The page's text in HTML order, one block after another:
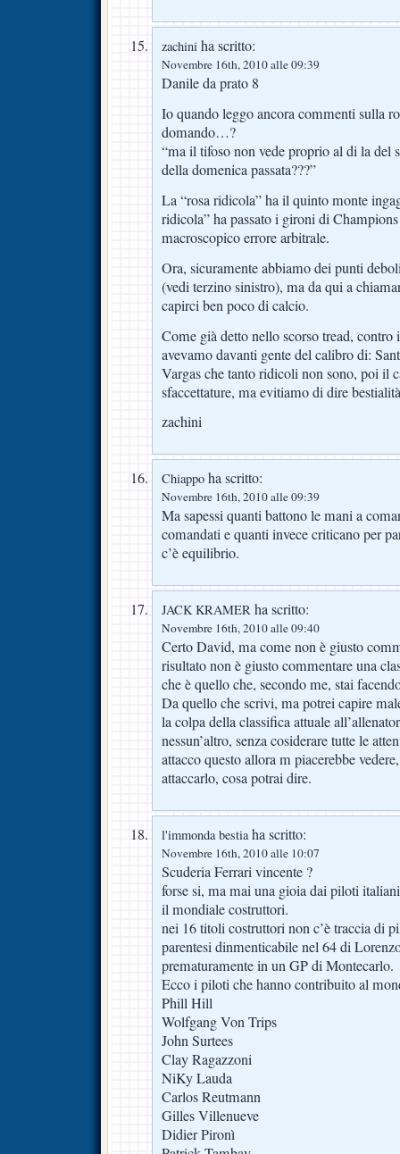
zachini ha scritto:
Novembre 16th, 2010 alle 09:39
Danile da prato 8
Io quando leggo ancora commenti sulla
domando…?
“ma il tifoso non vede proprio al di la del
della domenica passata???”
La “rosa ridicola” ha il quinto monte
ridicola” ha passato i gironi di
macroscopico errore arbitrale.
Ora, sicuramente abbiamo dei punti
(vedi terzino sinistro), ma da qui a
capirci ben poco di calcio.
Come già detto nello scorso tread,
avevamo davanti gente del calibro di:
Vargas che tanto ridicoli non sono, poi il
sfaccettature, ma evitiamo di dire
zachini
Chiappo ha scritto:
Novembre 16th, 2010 alle 09:39
Ma sapessi quanti battono le mani a
comandati e quanti invece criticano per
c’è equilibrio.
JACK KRAMER ha scritto:
Novembre 16th, 2010 alle 09:40
Certo David, ma come non è giusto
risultato non è giusto commentare una
che è quello che, secondo me, stai
Da quello che scrivi, ma potrei capire
la colpa della classifica attuale
nessun’altro, senza cosiderare tutte le
attacco questo allora m piacerebbe
attaccarlo, cosa potrai dire.
l'immonda bestiaha scritto:
Novembre 16th, 2010 alle 10:07
Scuderia Ferrari vincente ?
forse si, ma mai una gioia dai piloti
il mondiale costruttori.
nei 16 titoli costruttori non c’è traccia di
parentesi dinmenticabile nel 64 di
prematuramente in un GP di Montecarlo.
Ecco i piloti che hanno contribuito al
Phill Hill
Wolfgang Von Trips
John Surtees
Clay Ragazzoni
NiKy Lauda
Carlos Reutmann
Gilles Villenueve
Didier Pironì